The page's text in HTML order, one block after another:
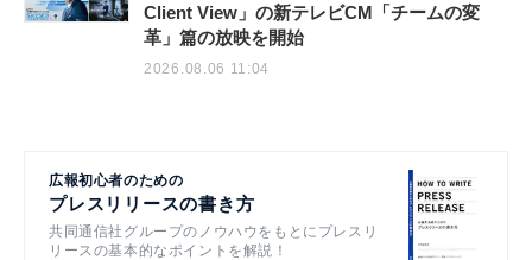
Client View」の新テレビCM「チームの変
革」篇の放映を開始
2026.08.06 11:04
広報初心者のための
プレスリリースの書き方
共同通信社グループのノウハウをもとにプレスリ
リースの基本的なポイントを解説！